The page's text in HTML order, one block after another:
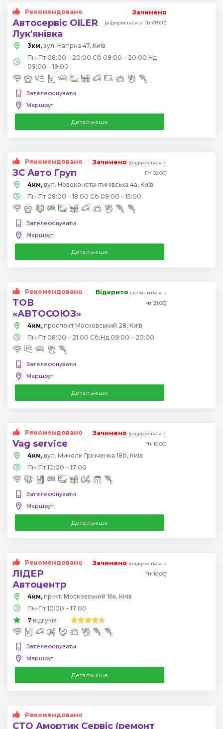
Рекомендовано
Автосервіс OILER
Лук'янівка
Зачинено
(відкриється в Пт 08:00)
3км, вул. Нагірна 47, Київ
Пн-Пт 08:00 – 20:00 Сб 09:00 – 20:00 Нд
09:00 – 19:00
Зателефонувати
Маршрут
Детальніше
Рекомендовано
ЗС Авто Груп
Зачинено (відкриється в
Пт 09:00)
4км, вул. Новоконстантинівська 4а, Київ
Пн-Пт 09:00 – 18:00 Сб 09:00 – 15:00
Зателефонувати
Маршрут
Детальніше
Рекомендовано
ТОВ
«АВТОСОЮЗ»
Відкрито (зачиниться в
Чт 21:00)
4км, проспект Московський 28, Київ
Пн-Пт 08:00 – 21:00 Сб,Нд 09:00 – 20:00
Зателефонувати
Маршрут
Детальніше
Рекомендовано
Vag service
Зачинено (відкриється в
Пт 10:00)
4км, вул. Миколи Грінченка 18б, Київ
Пн-Пт 10:00 – 17:00
Зателефонувати
Маршрут
Детальніше
Рекомендовано
ЛІДЕР
Автоцентр
Зачинено (відкриється в
Пт 10:00)
4км, пр-кт. Московський 16а, Київ
Пн-Пт 10:00 – 17:00
7 відгуків
Зателефонувати
Маршрут
Детальніше
Рекомендовано
СТО Амортик Сервіс (ремонт